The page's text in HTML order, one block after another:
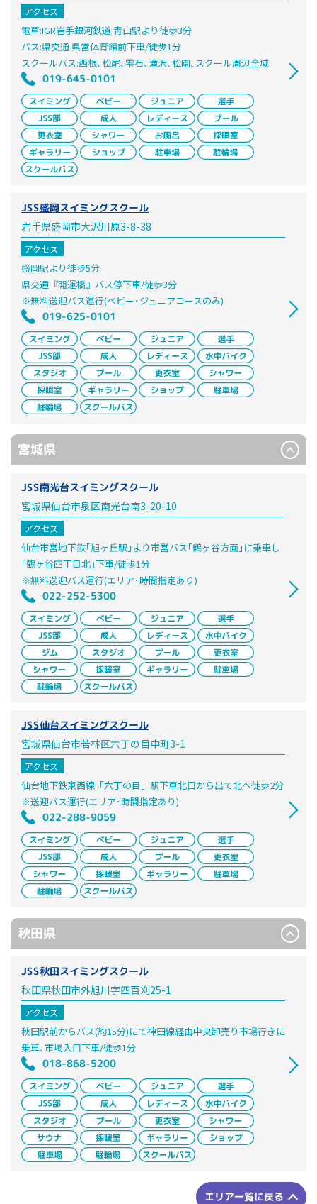
アクセス
電車:IGR岩手銀河鉄道 青山駅より徒歩3分
バス:県交通 県営体育館前下車/徒歩1分
スクールバス:西根､松尾､雫石､滝沢､松園､スクール周辺全域
019-645-0101
JSS盛岡スイミングスクール
岩手県盛岡市大沢川原3-8-38
アクセス
盛岡駅より徒歩5分
県交通『開運橋』バス停下車/徒歩3分
※無料送迎バス運行(ベビー･ジュニアコースのみ)
019-625-0101
宮城県
JSS南光台スイミングスクール
宮城県仙台市泉区南光台南3-20-10
アクセス
仙台市営地下鉄｢旭ヶ丘駅｣より市営バス｢鶴ヶ谷方面｣に乗車し
｢鶴ヶ谷四丁目北｣下車/徒歩1分
※無料送迎バス運行(エリア･時間指定あり)
022-252-5300
JSS仙台スイミングスクール
宮城県仙台市若林区六丁の目中町3-1
アクセス
仙台地下鉄東西線「六丁の目」駅下車北口から出て北へ徒歩2分
※送迎バス運行(エリア･時間指定あり)
022-288-9059
秋田県
JSS秋田スイミングスクール
秋田県秋田市外旭川字四百刈25-1
アクセス
秋田駅前からバス(約15分)にて神田線経由中央卸売り市場行きに
乗車､市場入口下車/徒歩1分
018-868-5200
エリア一覧に戻る